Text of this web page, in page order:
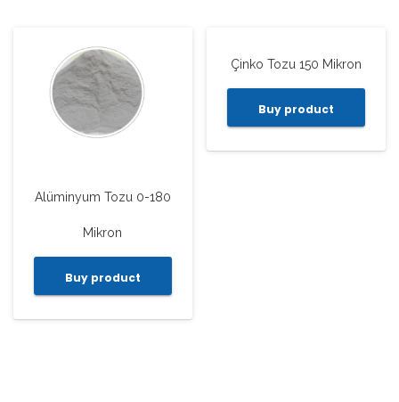
Alüminyum Tozu 0-180
Mikron
Buy product
Çinko Tozu 150 Mikron
Buy product